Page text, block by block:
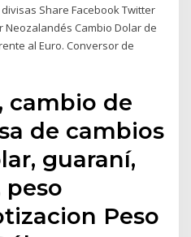
Share Facebook Twitter
Neozalandés Cambio Dolar de
al Euro. Conversor de
cambio de
de cambios
guaraní,
peso
Peso